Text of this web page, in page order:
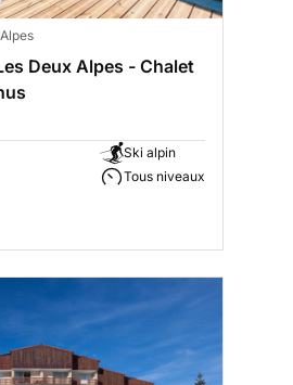
Deux Alpes - Chalet
Ski alpin
Tous niveaux